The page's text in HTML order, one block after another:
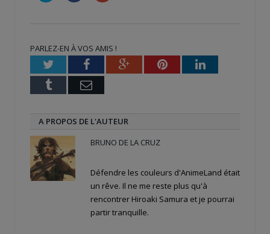
partager
fenêtre)
partager
fenêtre) nouvelle
fenêtre)
PARLEZ-EN À VOS AMIS !
TwitterFacebookGoogle+PinterestLinkedIn
Tumblr Email
A PROPOS DE L'AUTEUR
BRUNO DE LA CRUZ
Défendre les couleurs d'AnimeLand était
un rêve. Il ne me reste plus qu'à
rencontrer Hiroaki Samura et je pourrai
partir tranquille.